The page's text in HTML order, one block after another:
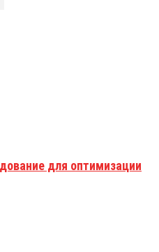
для оптимизации